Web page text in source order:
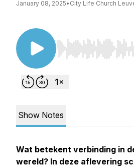
January 08, 2025• City Life Church
Use Left/Right to
Show Notes
Wat betekent verbinding in
wereld? In deze aflevering